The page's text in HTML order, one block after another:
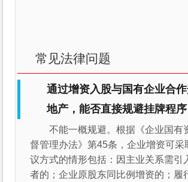
常见法律问题
通过增资入股与国有企业合
地产，能否直接规避挂牌程序
不能一概规避。根据《企业国有
督管理办法》第45条，企业增资可采
议方式的情形包括：因主业关系需引
者的；企业原股东同比例增资的；履